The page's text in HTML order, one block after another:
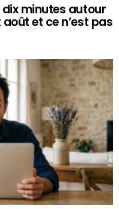
minutes autour
et ce n’est pas